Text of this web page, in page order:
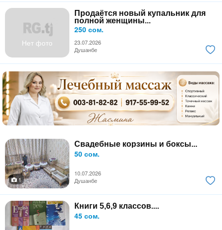
Нет фото
Продаётся новый купальник для
полной женщины...
250 сом.
23.07.2026
Душанбе
Свадебные корзины и боксы...
50 сом.
10.07.2026
1
Душанбе
Книги 5,6,9 классов....
45 сом.